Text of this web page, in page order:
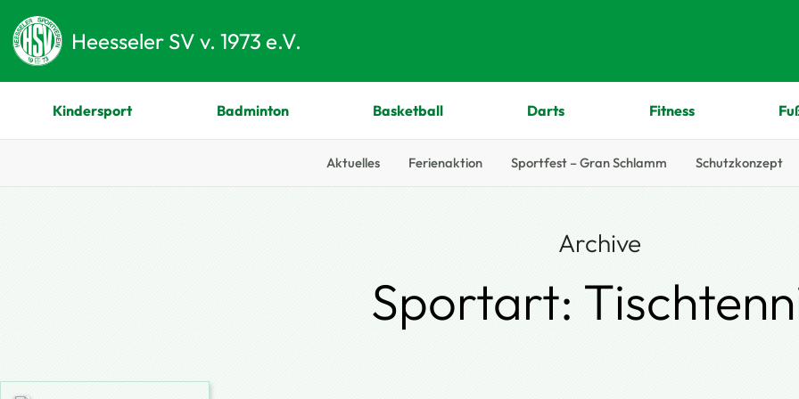
Heesseler SV v. 1973 e.V.
Kindersport Badminton Basketball Darts Fitness
Aktuelles Ferienaktion Sportfest – Gran Schlamm Schutzkonzept
Archive
Sportart: